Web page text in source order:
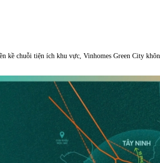
kề chuỗi tiện ích khu vực, Vinhomes Green City